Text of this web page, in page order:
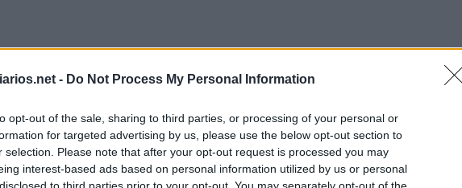
- Do Not Process My Personal Information
opt-out of the sale, sharing to third parties, or processing of your personal or
for targeted advertising by us, please use the below opt-out section to
selection. Please note that after your opt-out request is processed you may
interest-based ads based on personal information utilized by us or personal